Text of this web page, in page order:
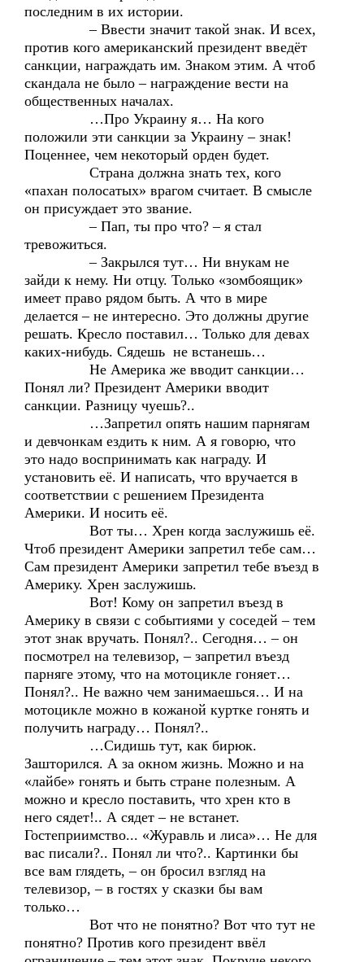
последним в их истории.
– Ввести значит такой знак. И всех,
против кого американский президент введёт
санкции, награждать им. Знаком этим. А чтоб
скандала не было – награждение вести на
общественных началах.
…Про Украину я… На кого
положили эти санкции за Украину – знак!
Поценнее, чем некоторый орден будет.
Страна должна знать тех, кого
«пахан полосатых» врагом считает. В смысле
он присуждает это звание.
– Пап, ты про что? – я стал
тревожиться.
– Закрылся тут… Ни внукам не
зайди к нему. Ни отцу. Только «зомбоящик»
имеет право рядом быть. А что в мире
делается – не интересно. Это должны другие
решать. Кресло поставил… Только для девах
каких-нибудь. Сядешь не встанешь…
Не Америка же вводит санкции…
Понял ли? Президент Америки вводит
санкции. Разницу чуешь?..
…Запретил опять нашим парнягам
и девчонкам ездить к ним. А я говорю, что
это надо воспринимать как награду. И
установить её. И написать, что вручается в
соответствии с решением Президента
Америки. И носить её.
Вот ты… Хрен когда заслужишь её.
Чтоб президент Америки запретил тебе сам…
Сам президент Америки запретил тебе въезд в
Америку. Хрен заслужишь.
Вот! Кому он запретил въезд в
Америку в связи с событиями у соседей – тем
этот знак вручать. Понял?.. Сегодня… – он
посмотрел на телевизор, – запретил въезд
парняге этому, что на мотоцикле гоняет…
Понял?.. Не важно чем занимаешься… И на
мотоцикле можно в кожаной куртке гонять и
получить награду… Понял?..
…Сидишь тут, как бирюк.
Зашторился. А за окном жизнь. Можно и на
«лайбе» гонять и быть стране полезным. А
можно и кресло поставить, что хрен кто в
него сядет!.. А сядет – не встанет.
Гостеприимство... «Журавль и лиса»… Не для
вас писали?.. Понял ли что?.. Картинки бы
все вам глядеть, – он бросил взгляд на
телевизор, – в гостях у сказки бы вам
только…
Вот что не понятно? Вот что тут не
понятно? Против кого президент ввёл